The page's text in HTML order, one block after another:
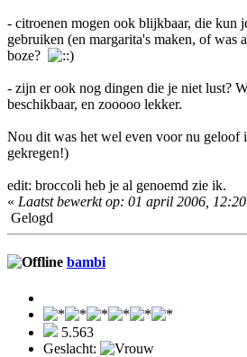
- citroenen mogen ook blijkbaar, die kun
gebruiken (en margarita's maken, of was
boze?
- zijn er ook nog dingen die je niet lust?
beschikbaar, en zooooo lekker.
Nou dit was het wel even voor nu geloof
gekregen!)
edit: broccoli heb je al genoemd zie ik.
« Laatst bewerkt op: 01 april 2006,
Gelogd
bambi
5.563
Geslacht: